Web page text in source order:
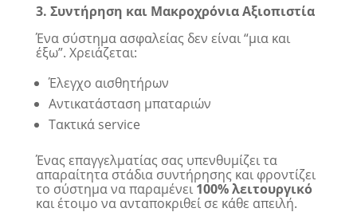
3. Συντήρηση και Μακροχρόνια Αξιοπιστία
Ένα σύστημα ασφαλείας δεν είναι “μια και
έξω”. Χρειάζεται:
Έλεγχο αισθητήρων
Αντικατάσταση μπαταριών
Τακτικά service
Ένας επαγγελματίας σας υπενθυμίζει τα
απαραίτητα στάδια συντήρησης και φροντίζει
το σύστημα να παραμένει 100% λειτουργικό
και έτοιμο να ανταποκριθεί σε κάθε απειλή.